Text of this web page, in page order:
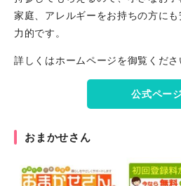
家庭、アレルギーをお持ちの方に
力的です。
詳しくはホームページを御覧くださ
公式ペー
おまかせさん